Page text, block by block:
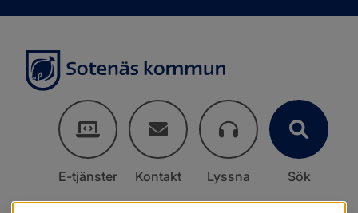
E-tjänster Kontakt Lyssna Sök